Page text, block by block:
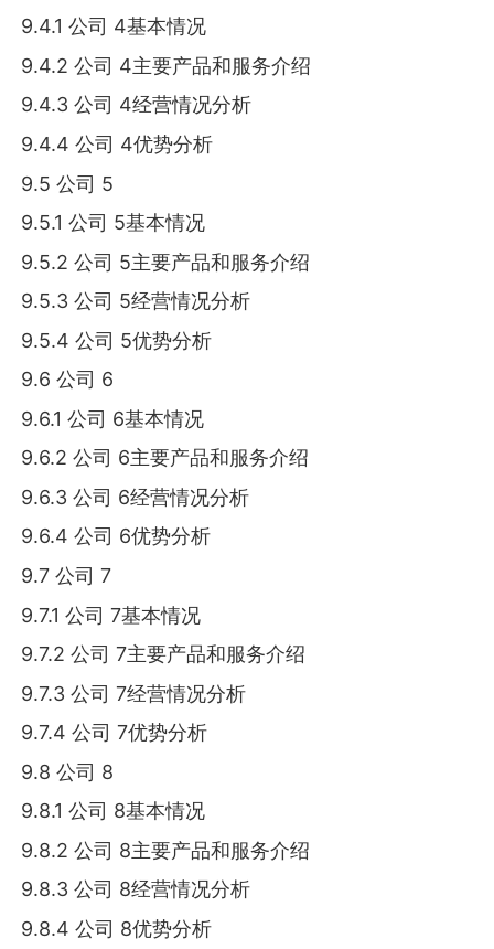
9.4.1 公司 4基本情况
9.4.2 公司 4主要产品和服务介绍
9.4.3 公司 4经营情况分析
9.4.4 公司 4优势分析
9.5 公司 5
9.5.1 公司 5基本情况
9.5.2 公司 5主要产品和服务介绍
9.5.3 公司 5经营情况分析
9.5.4 公司 5优势分析
9.6 公司 6
9.6.1 公司 6基本情况
9.6.2 公司 6主要产品和服务介绍
9.6.3 公司 6经营情况分析
9.6.4 公司 6优势分析
9.7 公司 7
9.7.1 公司 7基本情况
9.7.2 公司 7主要产品和服务介绍
9.7.3 公司 7经营情况分析
9.7.4 公司 7优势分析
9.8 公司 8
9.8.1 公司 8基本情况
9.8.2 公司 8主要产品和服务介绍
9.8.3 公司 8经营情况分析
9.8.4 公司 8优势分析